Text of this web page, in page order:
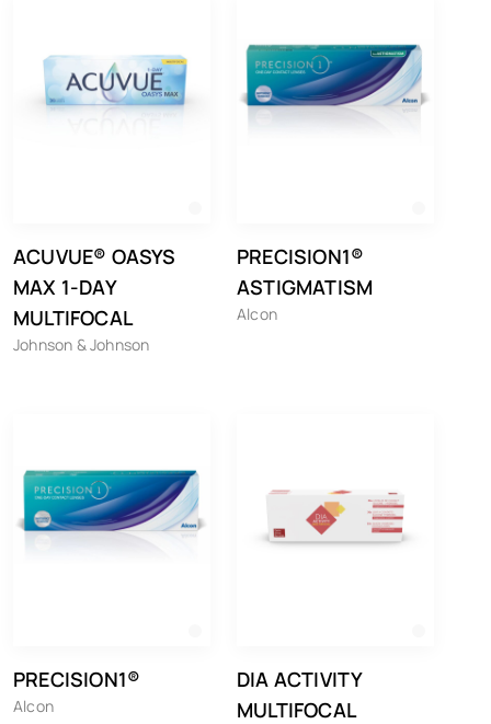
ACUVUE® OASYS
MAX 1-DAY
MULTIFOCAL
Johnson & Johnson
PRECISION1®
ASTIGMATISM
Alcon
PRECISION1®
Alcon
DIA ACTIVITY
MULTIFOCAL